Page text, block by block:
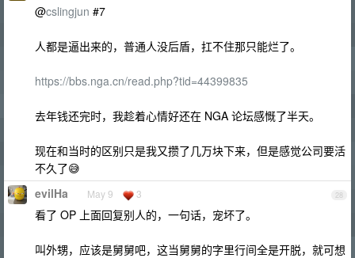
@cslingjun #7
人都是逼出来的，普通人没后盾，扛不住那只能烂了。
https://bbs.nga.cn/read.php?tid=44399835
去年钱还完时，我趁着心情好还在 NGA 论坛感慨了半天。
现在和当时的区别只是我又攒了几万块下来，但是感觉公司要活
不久了😅
28
evilHa May 9 3
看了 OP 上面回复别人的，一句话，宠坏了。
叫外甥，应该是舅舅吧，这当舅舅的字里行间全是开脱，就可想